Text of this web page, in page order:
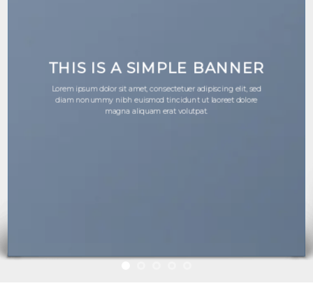
THIS IS A SIMPLE BANNER
Lorem ipsum dolor sit amet, consectetuer adipiscing elit, sed
diam nonummy nibh euismod tincidunt ut laoreet dolore
magna aliquam erat volutpat.